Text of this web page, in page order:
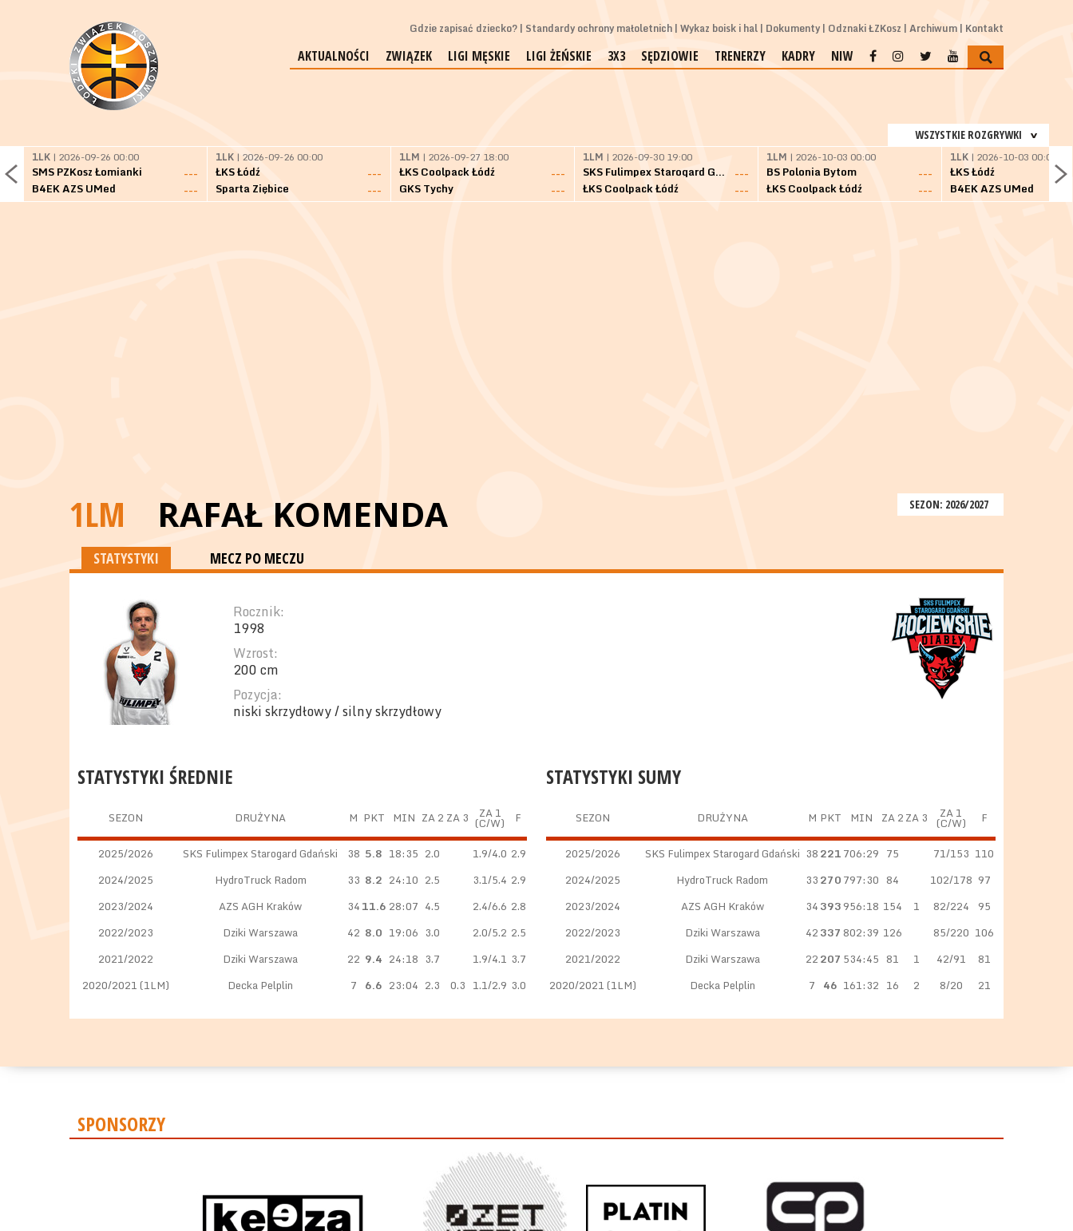
Gdzie zapisać dziecko? Standardy ochrony małoletnich Wykaz boisk i hal Dokumenty Odznaki ŁZKosz Archiwum Kontakt
AKTUALNOŚCI ZWIĄZEK LIGI MĘSKIE LIGI ŻEŃSKIE 3X3 SĘDZIOWIE TRENERZY KADRY NIW
WSZYSTKIE ROZGRYWKI
1LK | 2026-09-26 00:00
SMS PZKosz Łomianki
---
B4EK AZS UMed
---
1LK | 2026-09-26 00:00
ŁKS Łódź
---
Sparta Ziębice
---
1LM | 2026-09-27 18:00
ŁKS Coolpack Łódź
---
GKS Tychy
---
1LM | 2026-09-30 19:00
SKS Fulimpex Starogard Gdański
---
ŁKS Coolpack Łódź
---
1LM | 2026-10-03 00:00
BS Polonia Bytom
---
ŁKS Coolpack Łódź
---
1LK | 2026-10-03 00:00
ŁKS Łódź
B4EK AZS UMed
SEZON: 2026/2027
1LM RAFAŁ KOMENDA
STATYSTYKI MECZ PO MECZU
Rocznik:
1998
Wzrost:
200 cm
Pozycja:
niski skrzydłowy / silny skrzydłowy
STATYSTYKI SUMY
SEZON DRUŻYNA M PKT MIN ZA 2ZA 3 ZA 1
(C/W) F
2025/2026 SKS Fulimpex Starogard Gdański 38221706:29 75 71/153 110
2024/2025
HydroTruck Radom 33270797:30 84 102/178 97
2023/2024
AZS AGH Kraków 34393956:18 154 1 82/224 95
2022/2023
Dziki Warszawa 42337 802:39 126 85/220 106
2021/2022
Dziki Warszawa 22207 534:45 81 1 42/91
81
2020/2021 (1LM)
Decka Pelplin 7 46 161:32 16 2 8/20 21
STATYSTYKI ŚREDNIE
SEZON DRUŻYNA M PKT MIN ZA 2 ZA 3 ZA 1
(C/W) F
2025/2026 SKS Fulimpex Starogard Gdański 38 5.8 18:35 2.0 1.9/4.0 2.9
2024/2025
HydroTruck Radom 33 8.2 24:10 2.5 3.1/5.4 2.9
2023/2024
AZS AGH Kraków 3411.6 28:07 4.5 2.4/6.6 2.8
2022/2023
Dziki Warszawa 42 8.0 19:06 3.0 2.0/5.2 2.5
2021/2022
Dziki Warszawa 22 9.4 24:18 3.7 1.9/4.1 3.7
2020/2021 (1LM)
Decka Pelplin 7 6.6 23:04 2.3 0.3 1.1/2.9 3.0
SPONSORZY